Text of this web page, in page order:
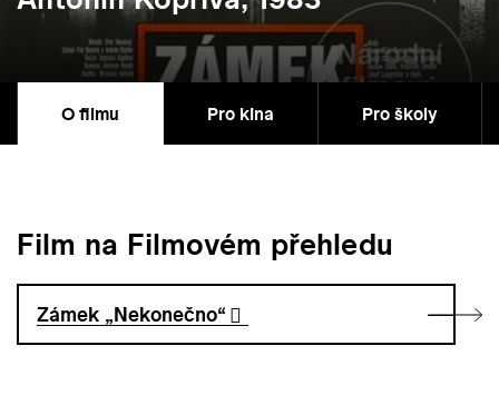
O filmu Pro kina Pro školy
Film na Filmovém přehledu
Zámek „Nekonečno“